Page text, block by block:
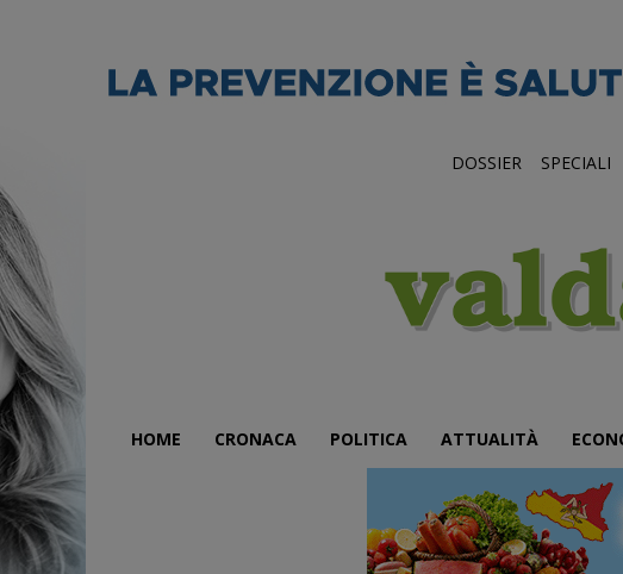
DOSSIER SPECIALI
HOME CRONACA POLITICA ATTUALITÀ